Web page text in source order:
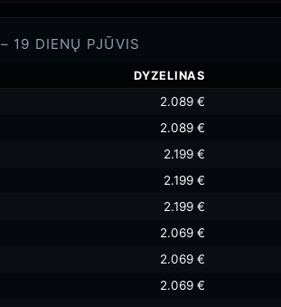
– 19 DIENŲ PJŪVIS
DYZELINAS
2.089 €
2.089 €
2.199 €
2.199 €
2.199 €
2.069 €
2.069 €
2.069 €